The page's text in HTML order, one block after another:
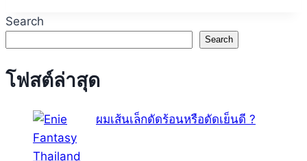
Search
Search
โฟสต์ล่าสุด
ผมเส้นเล็กดัดร้อนหรือดัดเย็นดี ?